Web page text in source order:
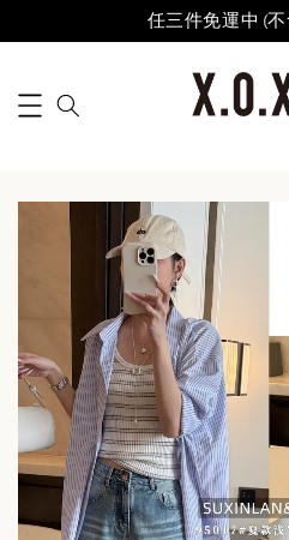
任三件免運中 (